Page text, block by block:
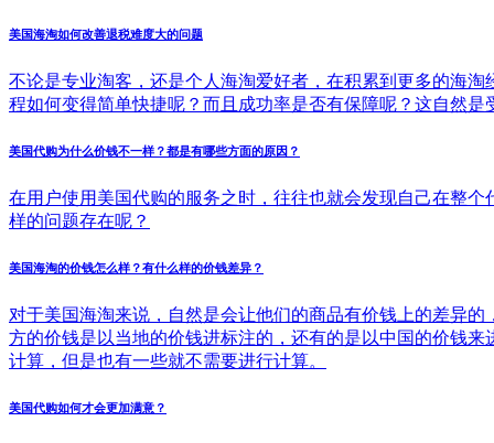
美国海淘如何改善退税难度大的问题
不论是专业淘客，还是个人海淘爱好者，在积累到更多的海
程如何变得简单快捷呢？而且成功率是否有保障呢？这自然
美国代购为什么价钱不一样？都是有哪些方面的原因？
在用户使用美国代购的服务之时，往往也就会发现自己在整
样的问题存在呢？
美国海淘的价钱怎么样？有什么样的价钱差异？
对于美国海淘来说，自然是会让他们的商品有价钱上的差异
方的价钱是以当地的价钱进标注的，还有的是以中国的价钱
计算，但是也有一些就不需要进行计算。
美国代购如何才会更加满意？